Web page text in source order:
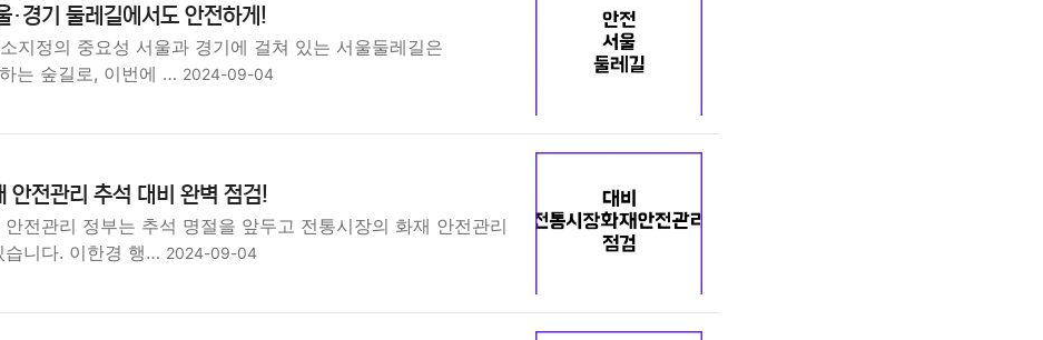
·경기 둘레길에서도 안전하게!
지정의 중요성 서울과 경기에 걸쳐 있는 서울둘레길은
는 숲길로, 이번에 … 2024-09-04
안전관리 추석 대비 완벽 점검!
전관리 정부는 추석 명절을 앞두고 전통시장의 화재 안전관리
습니다. 이한경 행… 2024-09-04